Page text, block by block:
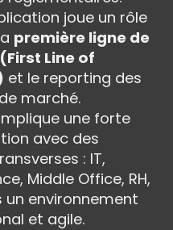
joue un rôle
première ligne de
Line of
et le reporting des
marché.
une forte
avec des
: IT,
Middle Office, RH,
un environnement
et agile.